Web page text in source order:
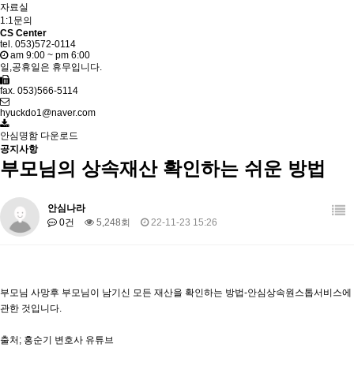
자료실
1:1문의
CS Center
tel. 053)572-0114
am 9:00 ~ pm 6:00
일,공휴일은 휴무입니다.
fax. 053)566-5114
hyuckdo1@naver.com
안심명함 다운로드
공지사항
부모님의 상속재산 확인하는 쉬운 방법
안심나라
0건
5,248회 22-11-23 15:26
부모님 사망후 부모님이 남기신 모든 재산을 확인하는 방법-안심상속원스톱서비스에
관한 것입니다.
출처; 홍순기 변호사 유튜브